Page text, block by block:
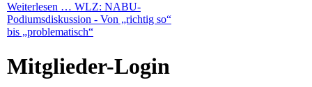
Weiterlesen … WLZ: NABU-
Podiumsdiskussion - Von „richtig so“
bis „problematisch“
Mitglieder-Login